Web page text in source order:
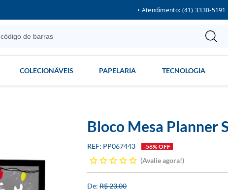
• Atendimento: (41) 3330-5191
COLECIONÁVEIS PAPELARIA TECNOLOGIA
Bloco Mesa Planner
PP067443 -56% OFF
Avalie agora!
R$ 23,00